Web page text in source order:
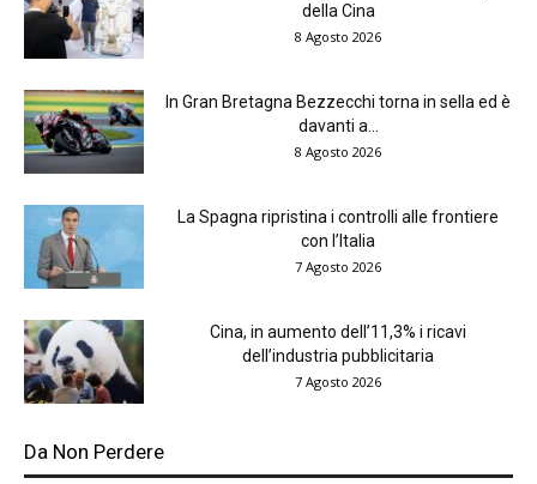
della Cina
8 Agosto 2026
In Gran Bretagna Bezzecchi torna in sella ed è
davanti a...
8 Agosto 2026
La Spagna ripristina i controlli alle frontiere
con l’Italia
7 Agosto 2026
Cina, in aumento dell’11,3% i ricavi
dell’industria pubblicitaria
7 Agosto 2026
Da Non Perdere